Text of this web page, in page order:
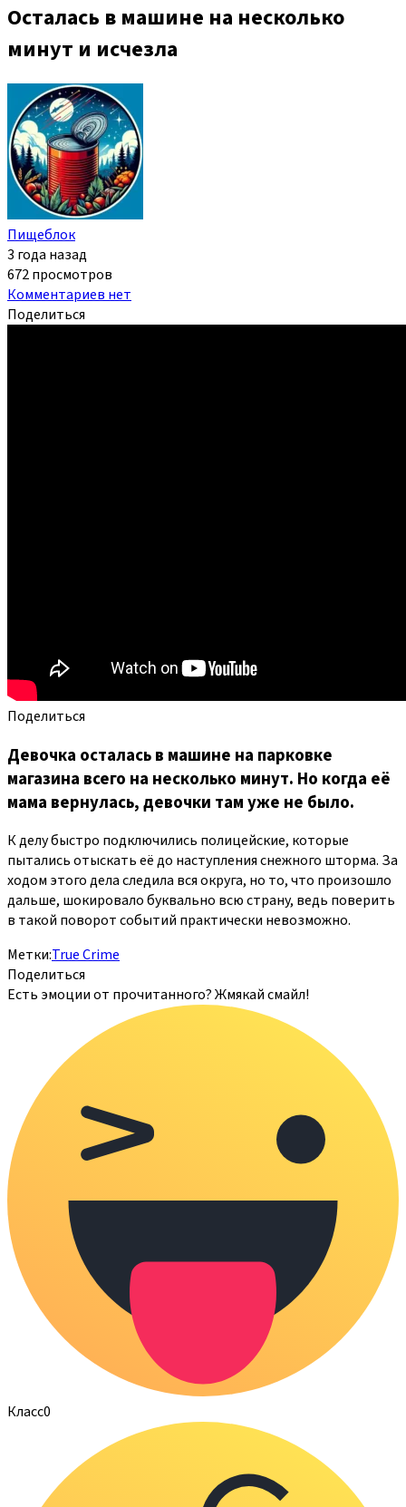
Осталась в машине на несколько
минут и исчезла
Пищеблок
3 года назад
672 просмотров
Комментариев нет
Поделиться
Поделиться
Девочка осталась в машине на парковке
магазина всего на несколько минут. Но когда её
мама вернулась, девочки там уже не было.
К делу быстро подключились полицейские, которые
пытались отыскать её до наступления снежного шторма. За
ходом этого дела следила вся округа, но то, что произошло
дальше, шокировало буквально всю страну, ведь поверить
в такой поворот событий практически невозможно.
Метки:True Crime
Поделиться
Есть эмоции от прочитанного? Жмякай смайл!
Класс0